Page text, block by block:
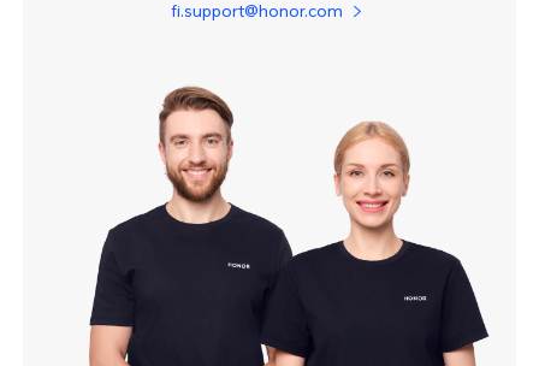
fi.support@honor.com